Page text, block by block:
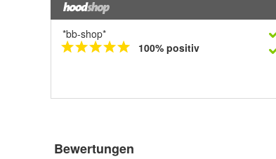
*bb-shop*
100% positiv
Bewertungen